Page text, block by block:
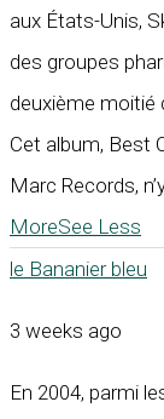
aux États-Unis,
des groupes
deuxième moitié
Cet album, Best
Marc Records,
MoreSee Less
le Bananier bleu
3 weeks ago
En 2004, parmi